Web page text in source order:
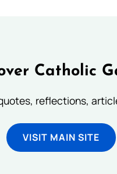
Catholic
reflections,
VISIT MAIN SITE